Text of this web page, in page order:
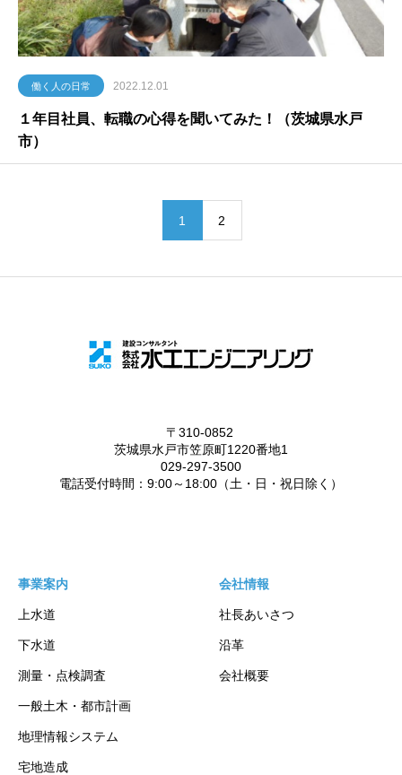
働く人の日常 2022.12.01
１年目社員、転職の心得を聞いてみた！（茨城県水戸
市）
1 2
事業案内
上水道
下水道
測量・点検調査
一般土木・都市計画
地理情報システム
宅地造成
会社情報
社長あいさつ
沿革
会社概要